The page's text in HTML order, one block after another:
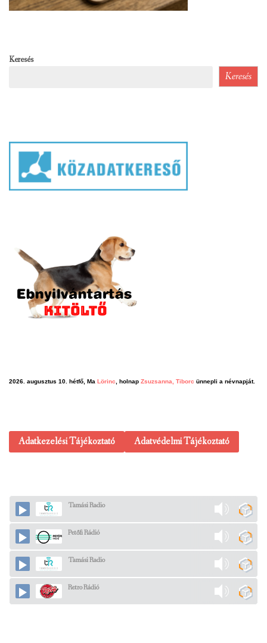
Keresés
Keresés
2026. augusztus 10. hétfő, Ma Lörinc, holnap Zsuzsanna, Tiborc ünnepli a névnapját.
Adatkezelési Tájékoztató Adatvédelmi Tájékoztató
Tamási Radio
Petőfi Rádió
Tamási Radio
Retro Rádió